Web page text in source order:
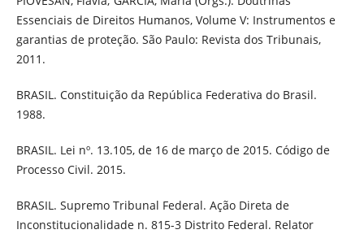
Essenciais de Direitos Humanos, Volume V: Instrumentos e
garantias de proteção. São Paulo: Revista dos Tribunais,
2011.
BRASIL. Constituição da República Federativa do Brasil.
1988.
BRASIL. Lei nº. 13.105, de 16 de março de 2015. Código de
Processo Civil. 2015.
BRASIL. Supremo Tribunal Federal. Ação Direta de
Inconstitucionalidade n. 815-3 Distrito Federal. Relator